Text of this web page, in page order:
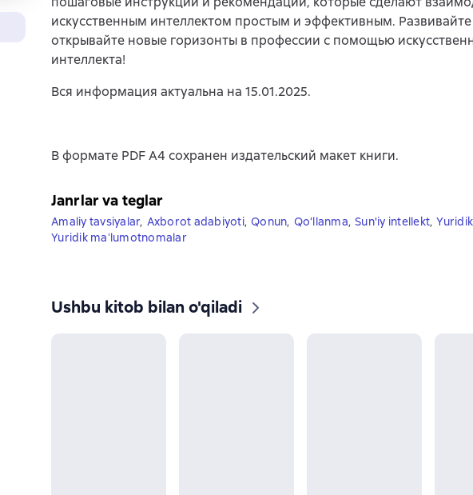
искусственным интеллектом простым и эффективным.
открывайте новые горизонты в профессии с помощью
интеллекта!
Вся информация актуальна на 15.01.2025.
В формате PDF A4 сохранен издательский макет книги.
Janrlar va teglar
Amaliy tavsiyalar, Axborot adabiyoti, Qonun, Qo‘llanma, Sun'iy intellekt,
Yuridik maʼlumotnomalar
Ushbu kitob bilan o'qiladi